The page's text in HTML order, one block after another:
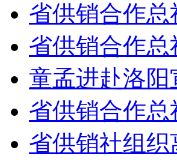
省供销合作
省供销合作
童孟进赴洛
省供销合作
省供销社组